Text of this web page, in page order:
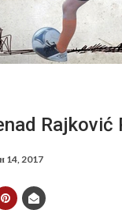
Rajković
14, 2017